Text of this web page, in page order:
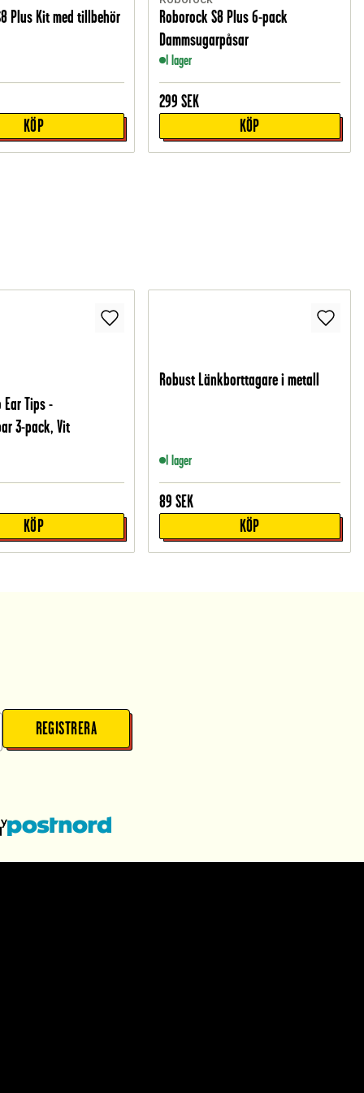
Plus Kit med tillbehör
KÖP
Roborock S8 Plus 6-pack
Dammsugarpåsar
I lager
299 SEK
KÖP
Ear Tips -
3-pack, Vit
KÖP
Robust Länkborttagare i metall
I lager
89 SEK
KÖP
REGISTRERA